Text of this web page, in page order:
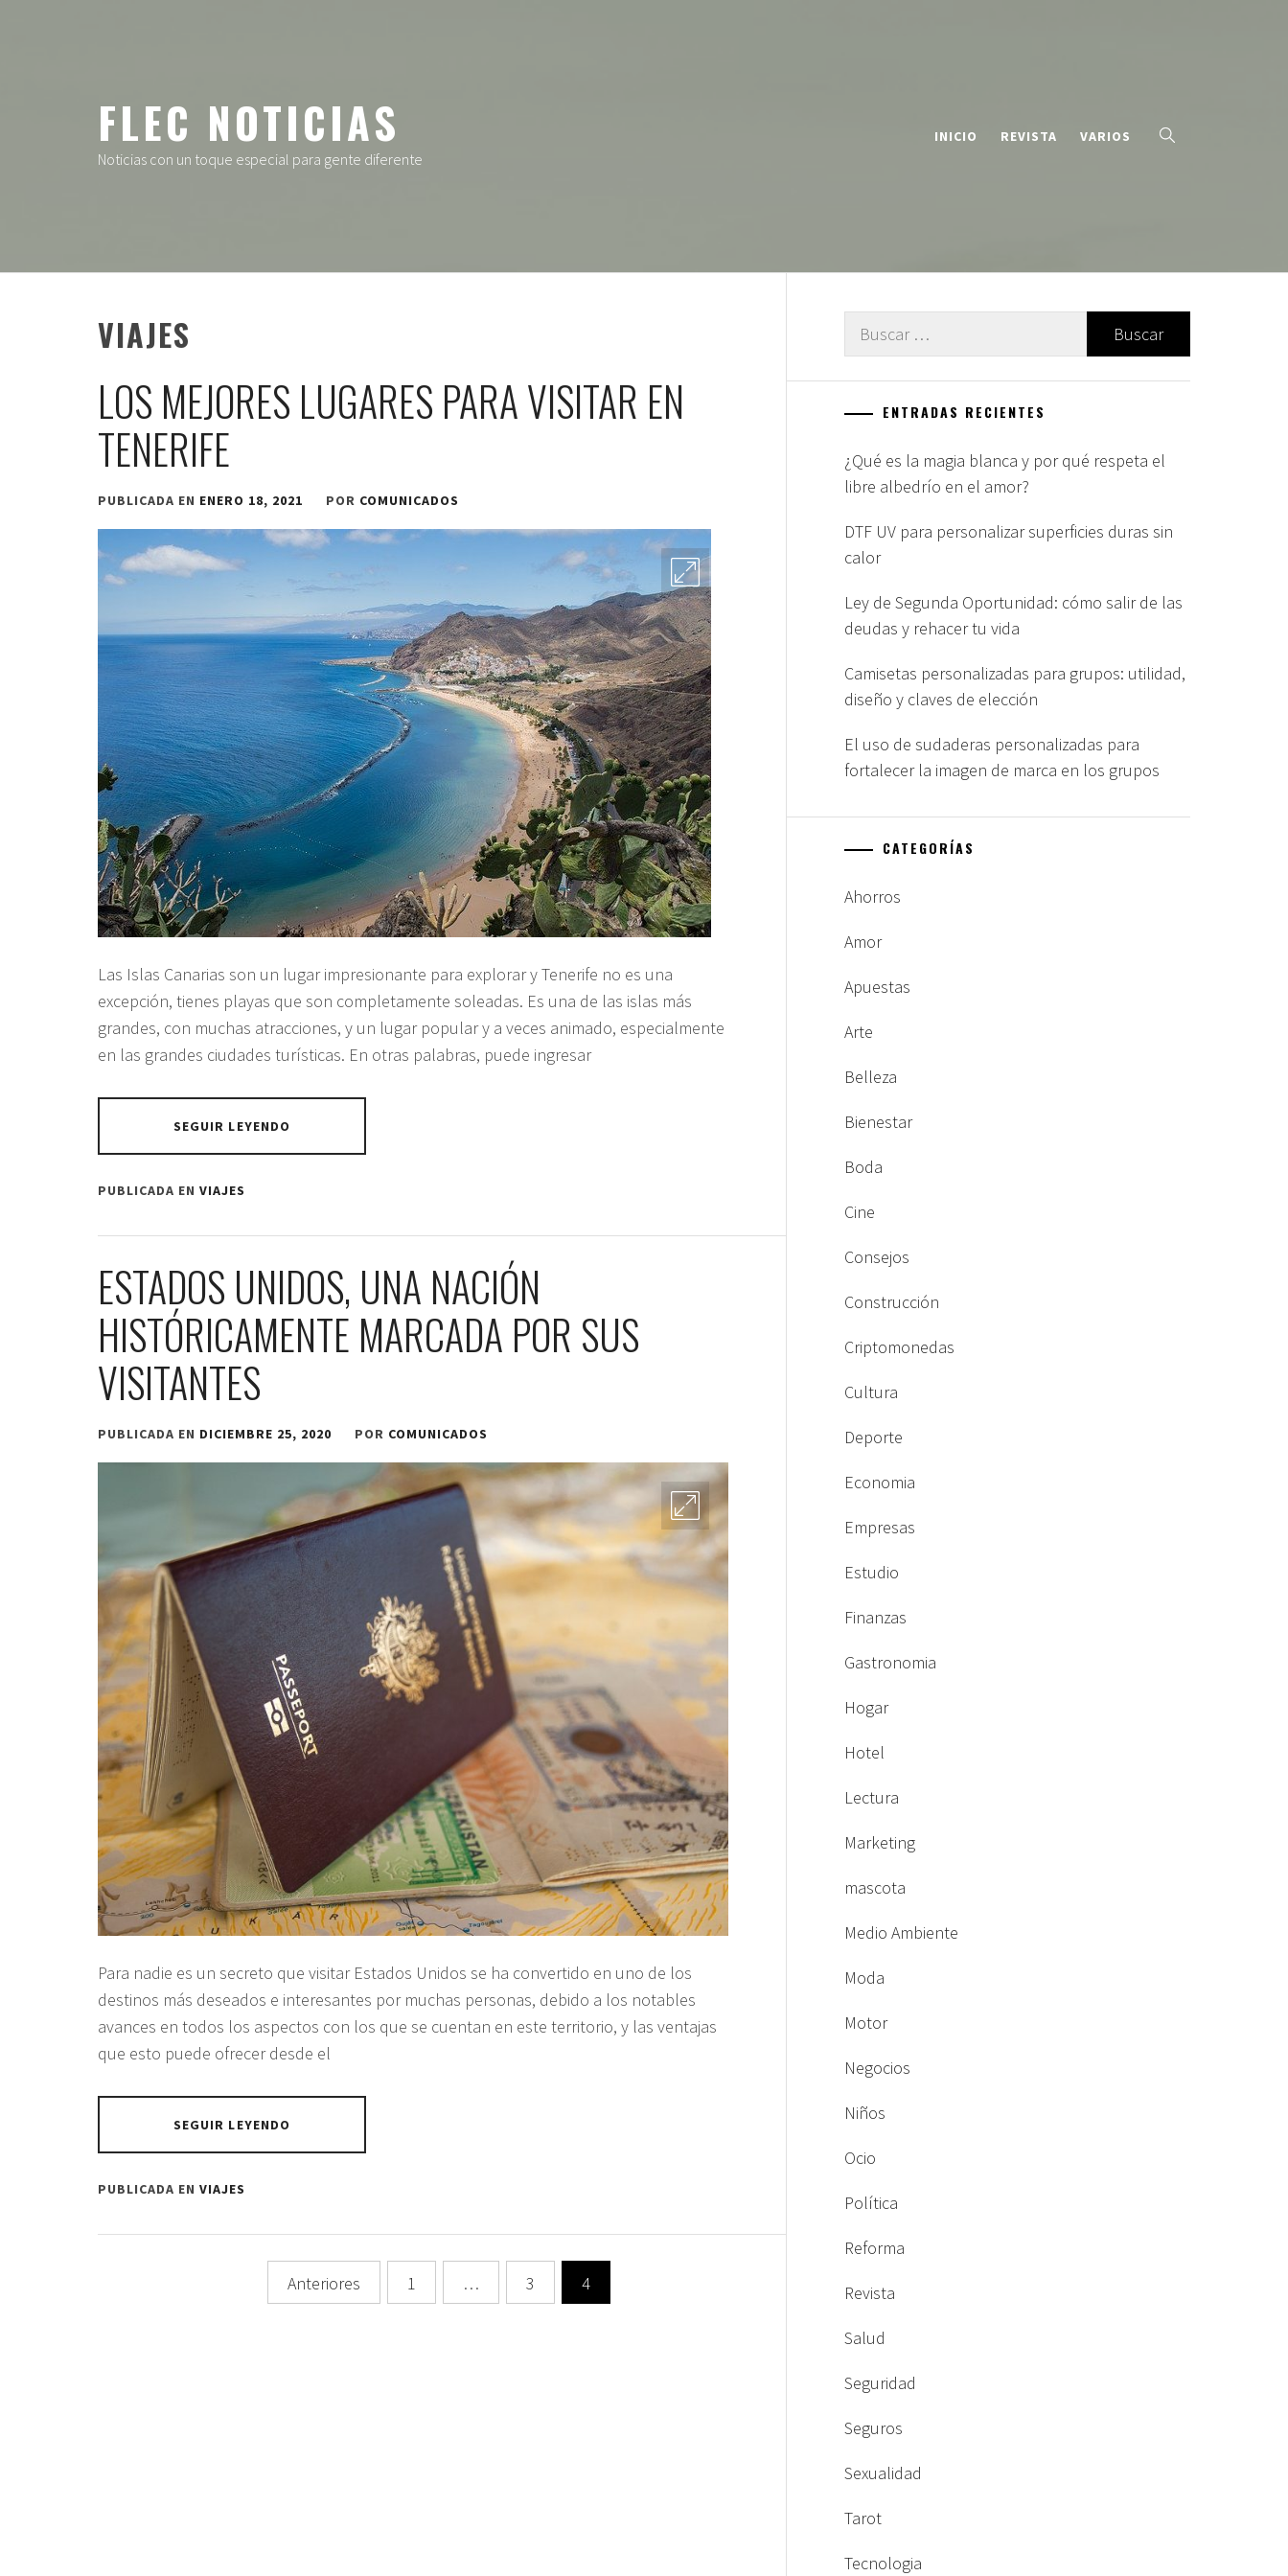
FLEC NOTICIAS
Noticias con un toque especial para gente diferente
INICIO REVISTA VARIOS
VIAJES
LOS MEJORES LUGARES PARA VISITAR EN
TENERIFE
PUBLICADA EN ENERO 18, 2021 POR COMUNICADOS
Las Islas Canarias son un lugar impresionante para explorar y Tenerife no es una
excepción, tienes playas que son completamente soleadas. Es una de las islas más
grandes, con muchas atracciones, y un lugar popular y a veces animado, especialmente
en las grandes ciudades turísticas. En otras palabras, puede ingresar
SEGUIR LEYENDO
PUBLICADA EN VIAJES
ESTADOS UNIDOS, UNA NACIÓN
HISTÓRICAMENTE MARCADA POR SUS
VISITANTES
PUBLICADA EN DICIEMBRE 25, 2020 POR COMUNICADOS
Para nadie es un secreto que visitar Estados Unidos se ha convertido en uno de los
destinos más deseados e interesantes por muchas personas, debido a los notables
avances en todos los aspectos con los que se cuentan en este territorio, y las ventajas
que esto puede ofrecer desde el
SEGUIR LEYENDO
PUBLICADA EN VIAJES
Anteriores 1 … 3 4
Buscar:
ENTRADAS RECIENTES
¿Qué es la magia blanca y por qué respeta el
libre albedrío en el amor?
DTF UV para personalizar superficies duras sin
calor
Ley de Segunda Oportunidad: cómo salir de las
deudas y rehacer tu vida
Camisetas personalizadas para grupos: utilidad,
diseño y claves de elección
El uso de sudaderas personalizadas para
fortalecer la imagen de marca en los grupos
CATEGORÍAS
Ahorros
Amor
Apuestas
Arte
Belleza
Bienestar
Boda
Cine
Consejos
Construcción
Criptomonedas
Cultura
Deporte
Economia
Empresas
Estudio
Finanzas
Gastronomia
Hogar
Hotel
Lectura
Marketing
mascota
Medio Ambiente
Moda
Motor
Negocios
Niños
Ocio
Política
Reforma
Revista
Salud
Seguridad
Seguros
Sexualidad
Tarot
Tecnologia